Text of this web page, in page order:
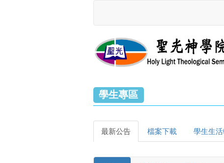
學生專區
最新公告 檔案下載 學生生